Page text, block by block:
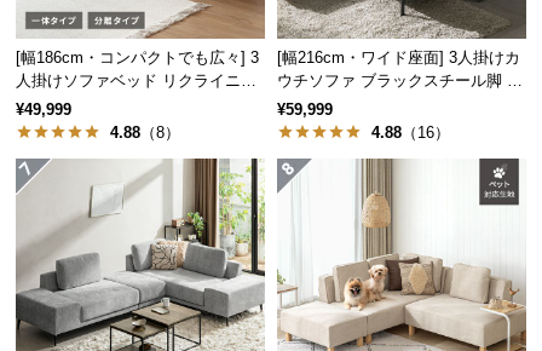
て
保
証
に
つ
て
会
員
規
3段階のリクライニング機能
背面のリクライニングは3段階の調節が可能。簡単操
作でお好みの角度に調整できます。
[幅186cm・コンパクトでも広々] 3
人掛けソファベッド リクライニン
グ 天然木フレーム 北欧
¥49,999
4.88 （8）
[幅216cm・ワイド座面] 3人掛けカ
ウチソファ ブラックスチール脚 L
字 ホテルライク 高級感
¥59,999
4.88 （16）